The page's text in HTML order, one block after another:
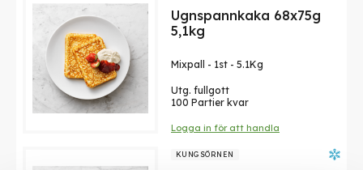
Ugnspannkaka 68x75g
5,1kg
Mixpall - 1st - 5.1Kg
Utg. fullgott
100 Partier kvar
Logga in för att handla
KUNGSÖRNEN